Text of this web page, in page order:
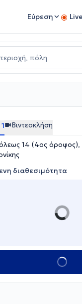
Εύρεση
Βιντεοκλήση
14 (4ος όροφος),
διαθεσιμότητα